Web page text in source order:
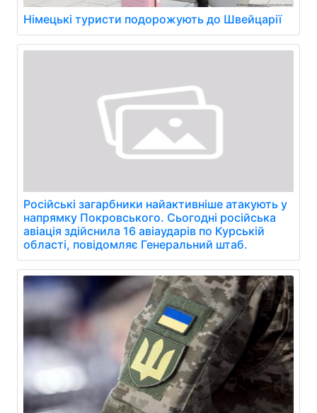
Німецькі туристи подорожують до Швейцарії
Російські загарбники найактивніше атакують у
напрямку Покровського. Сьогодні російська
авіація здійснила 16 авіаударів по Курській
області, повідомляє Генеральний штаб.